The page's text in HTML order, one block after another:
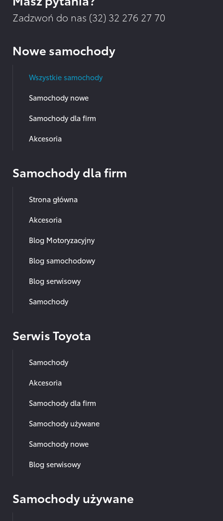
Zadzwoń do nas (32) 32 276 27 70
Nowe samochody
Wszystkie samochody
Samochody nowe
Samochody dla firm
Akcesoria
Samochody dla firm
Strona główna
Akcesoria
Blog Motoryzacyjny
Blog samochodowy
Blog serwisowy
Samochody
Serwis Toyota
Samochody
Akcesoria
Samochody dla firm
Samochody używane
Samochody nowe
Blog serwisowy
Samochody używane